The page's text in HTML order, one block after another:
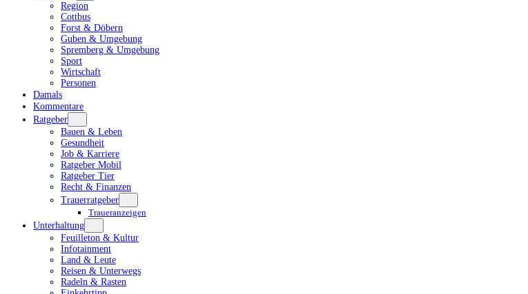
Region
Cottbus
Forst & Döbern
Guben & Umgebung
Spremberg & Umgebung
Sport
Wirtschaft
Personen
Damals
Kommentare
Ratgeber
Bauen & Leben
Gesundheit
Job & Karriere
Ratgeber Mobil
Ratgeber Tier
Recht & Finanzen
Trauerratgeber
Traueranzeigen
Unterhaltung
Feuilleton & Kultur
Infotainment
Land & Leute
Reisen & Unterwegs
Radeln & Rasten